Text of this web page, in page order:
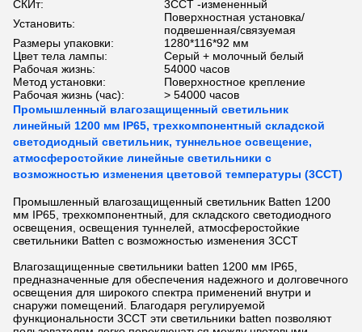
СКИт:
3CCT -измененный
Установить:
Поверхностная установка/
подвешенная/связуемая
Размеры упаковки:
1280*116*92 мм
Цвет тела лампы:
Серый + молочный белый
Рабочая жизнь:
54000 часов
Метод установки:
Поверхностное крепление
Рабочая жизнь (час):
> 54000 часов
Промышленный влагозащищенный светильник
линейный 1200 мм IP65, трехкомпонентный складской
светодиодный светильник, туннельное освещение,
атмосферостойкие линейные светильники с
возможностью изменения цветовой температуры (3CCT)
Промышленный влагозащищенный светильник Batten 1200
мм IP65, трехкомпонентный, для складского светодиодного
освещения, освещения туннелей, атмосферостойкие
светильники Batten с возможностью изменения 3CCT
Влагозащищенные светильники batten 1200 мм IP65,
предназначенные для обеспечения надежного и долговечного
освещения для широкого спектра применений внутри и
снаружи помещений. Благодаря регулируемой
функциональности 3CCT эти светильники batten позволяют